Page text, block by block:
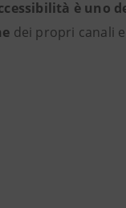
è uno
dei propri canali